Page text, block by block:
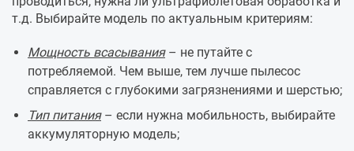
т.д. Выбирайте модель по актуальным критериям:
Мощность всасывания– не путайте с
потребляемой. Чем выше, тем лучше пылесос
справляется с глубокими загрязнениями и шерстью;
Тип питания– если нужна мобильность, выбирайте
аккумуляторную модель;